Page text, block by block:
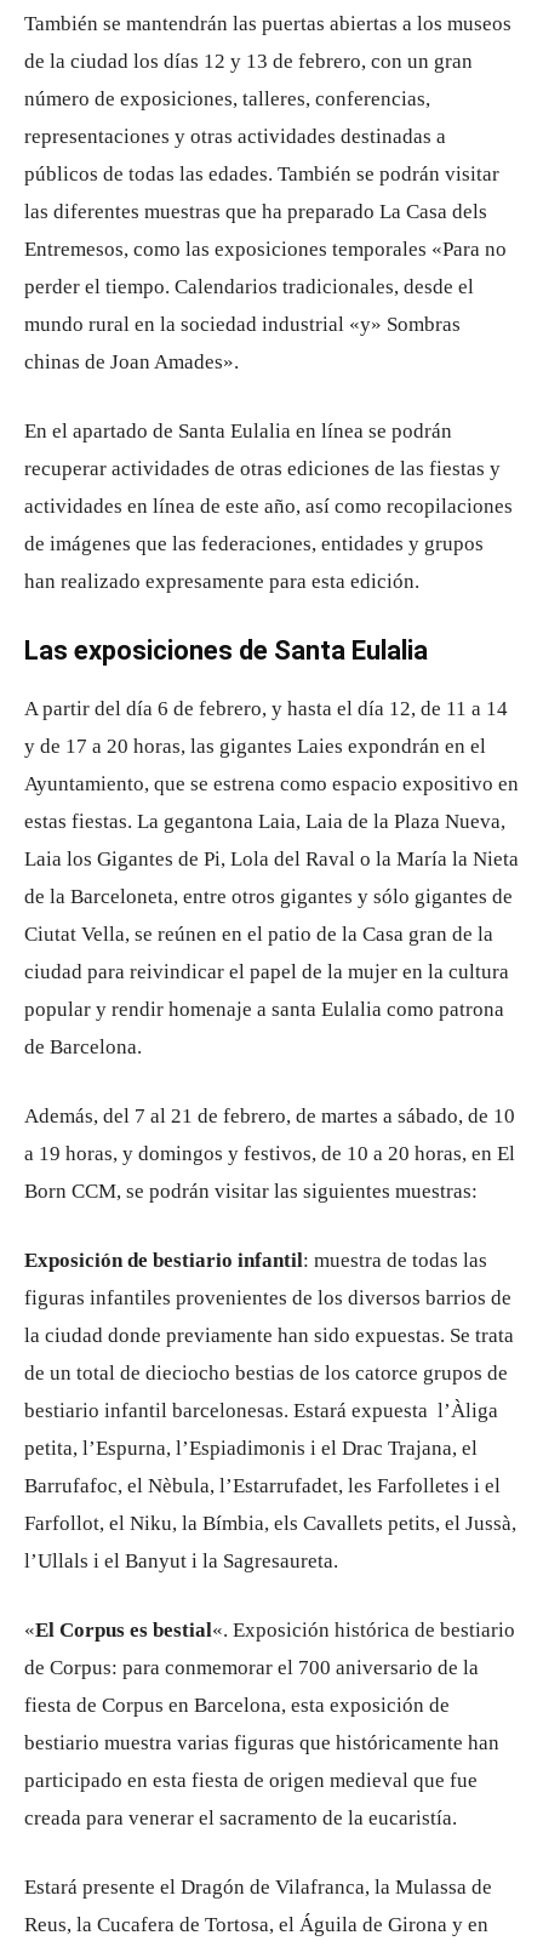
También se mantendrán las puertas abiertas a los museos
de la ciudad los días 12 y 13 de febrero, con un gran
número de exposiciones, talleres, conferencias,
representaciones y otras actividades destinadas a
públicos de todas las edades. También se podrán visitar
las diferentes muestras que ha preparado La Casa dels
Entremesos, como las exposiciones temporales «Para no
perder el tiempo. Calendarios tradicionales, desde el
mundo rural en la sociedad industrial «y» Sombras
chinas de Joan Amades».
En el apartado de Santa Eulalia en línea se podrán
recuperar actividades de otras ediciones de las fiestas y
actividades en línea de este año, así como recopilaciones
de imágenes que las federaciones, entidades y grupos
han realizado expresamente para esta edición.
Las exposiciones de Santa Eulalia
A partir del día 6 de febrero, y hasta el día 12, de 11 a 14
y de 17 a 20 horas, las gigantes Laies expondrán en el
Ayuntamiento, que se estrena como espacio expositivo en
estas fiestas. La gegantona Laia, Laia de la Plaza Nueva,
Laia los Gigantes de Pi, Lola del Raval o la María la Nieta
de la Barceloneta, entre otros gigantes y sólo gigantes de
Ciutat Vella, se reúnen en el patio de la Casa gran de la
ciudad para reivindicar el papel de la mujer en la cultura
popular y rendir homenaje a santa Eulalia como patrona
de Barcelona.
Además, del 7 al 21 de febrero, de martes a sábado, de 10
a 19 horas, y domingos y festivos, de 10 a 20 horas, en El
Born CCM, se podrán visitar las siguientes muestras:
Exposición de bestiario infantil: muestra de todas las
figuras infantiles provenientes de los diversos barrios de
la ciudad donde previamente han sido expuestas. Se trata
de un total de dieciocho bestias de los catorce grupos de
bestiario infantil barcelonesas. Estará expuesta l’Àliga
petita, l’Espurna, l’Espiadimonis i el Drac Trajana, el
Barrufafoc, el Nèbula, l’Estarrufadet, les Farfolletes i el
Farfollot, el Niku, la Bímbia, els Cavallets petits, el Jussà,
l’Ullals i el Banyut i la Sagresaureta.
«El Corpus es bestial«. Exposición histórica de bestiario
de Corpus: para conmemorar el 700 aniversario de la
fiesta de Corpus en Barcelona, esta exposición de
bestiario muestra varias figuras que históricamente han
participado en esta fiesta de origen medieval que fue
creada para venerar el sacramento de la eucaristía.
Estará presente el Dragón de Vilafranca, la Mulassa de
Reus, la Cucafera de Tortosa, el Águila de Girona y en